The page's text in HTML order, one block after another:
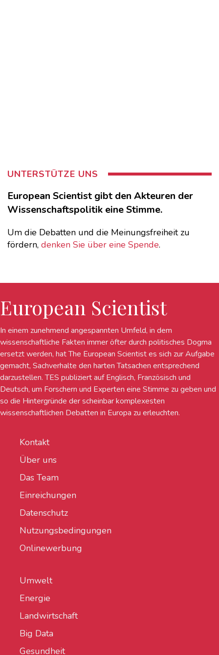
UNTERSTÜTZE UNS
European Scientist gibt den Akteuren der
Wissenschaftspolitik eine Stimme.
Um die Debatten und die Meinungsfreiheit zu
fördern, denken Sie über eine Spende.
European Scientist
In einem zunehmend angespannten Umfeld, in dem
wissenschaftliche Fakten immer öfter durch politisches Dogma
ersetzt werden, hat The European Scientist es sich zur Aufgabe
gemacht, Sachverhalte den harten Tatsachen entsprechend
darzustellen. TES publiziert auf Englisch, Französisch und
Deutsch, um Forschern und Experten eine Stimme zu geben und
so die Hintergründe der scheinbar komplexesten
wissenschaftlichen Debatten in Europa zu erleuchten.
Kontakt
Über uns
Das Team
Einreichungen
Datenschutz
Nutzungsbedingungen
Onlinewerbung
Umwelt
Energie
Landwirtschaft
Big Data
Gesundheit